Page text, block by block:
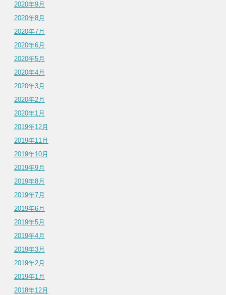
2020年9月
2020年8月
2020年7月
2020年6月
2020年5月
2020年4月
2020年3月
2020年2月
2020年1月
2019年12月
2019年11月
2019年10月
2019年9月
2019年8月
2019年7月
2019年6月
2019年5月
2019年4月
2019年3月
2019年2月
2019年1月
2018年12月